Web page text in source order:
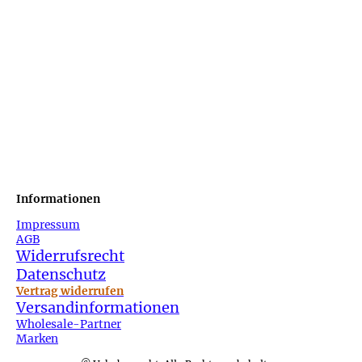
Informationen
Impressum
AGB
Widerrufsrecht
Datenschutz
Vertrag widerrufen
Versandinformationen
Wholesale-Partner
Marken